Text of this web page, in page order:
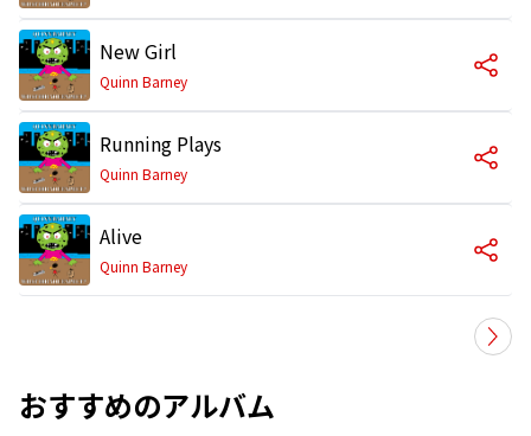
New Girl
Quinn Barney
Running Plays
Quinn Barney
Alive
Quinn Barney
おすすめのアルバム